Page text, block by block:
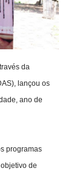
da
lançou os
ano de
programas
de